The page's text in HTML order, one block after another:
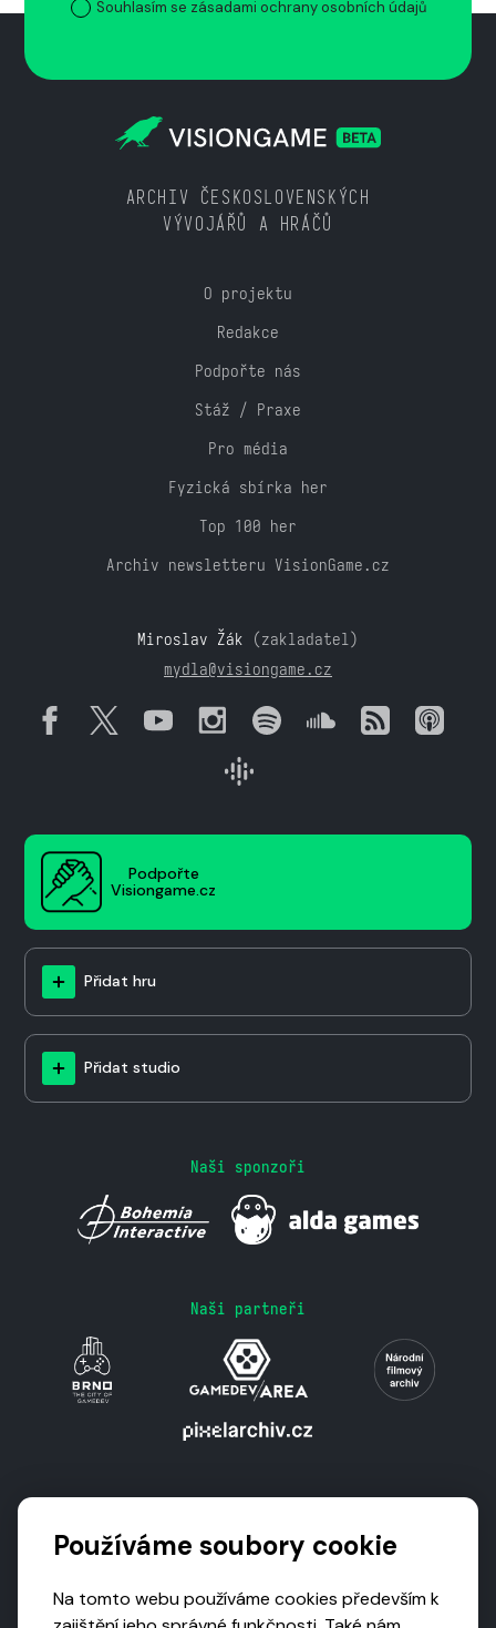
Souhlasím se zásadami ochrany osobních údajů
ARCHIV ČESKOSLOVENSKÝCH
VÝVOJÁŘŮ A HRÁČŮ
O projektu
Redakce
Podpořte nás
Stáž / Praxe
Pro média
Fyzická sbírka her
Top 100 her
Archiv newsletteru VisionGame.cz
Miroslav Žák (zakladatel)
mydla@visiongame.cz
Podpořte
Visiongame.cz
Přidat hru
Přidat studio
Naši sponzoři
Naši partneři
Používáme soubory cookie
Na tomto webu používáme cookies především k